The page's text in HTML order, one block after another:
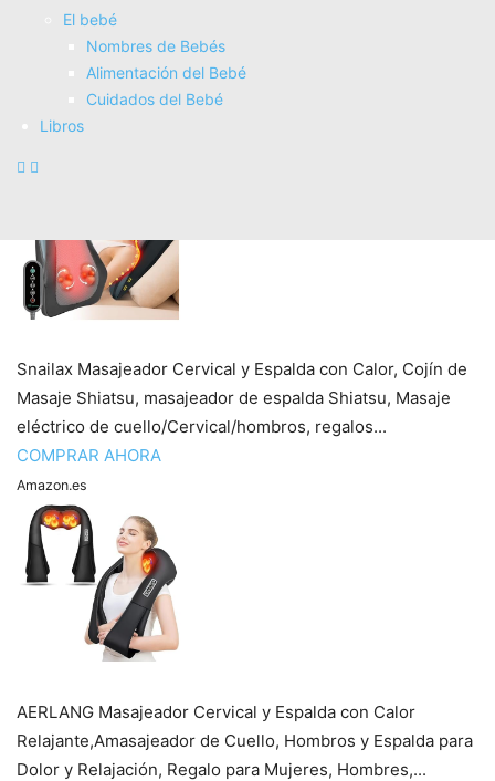
El bebé
Nombres de Bebés
Alimentación del Bebé
Cuidados del Bebé
Libros
Masajeador Muscular Profundo con 20 Velocidades, 7
Cabezales y Pantalla LED, Masajeador Cervical y Espalda
COMPRAR AHORA
Snailax Masajeador Cervical y Espalda con Calor, Cojín de
Masaje Shiatsu, masajeador de espalda Shiatsu, Masaje
eléctrico de cuello/Cervical/hombros, regalos...
COMPRAR AHORA
Amazon.es
AERLANG Masajeador Cervical y Espalda con Calor
Relajante,Amasajeador de Cuello, Hombros y Espalda para
Dolor y Relajación, Regalo para Mujeres, Hombres,...